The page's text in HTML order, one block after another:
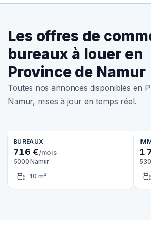
Les offres de
bureaux à louer en
Province de Namur
Toutes nos annonces disponibles en
Namur, mises à jour en temps réel.
BUREAUX
716 €/mois
5000 Namur
40 m²
1